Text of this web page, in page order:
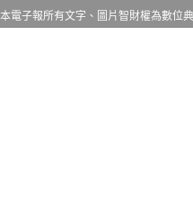
本電子報所有文字、圖片智財權為數位